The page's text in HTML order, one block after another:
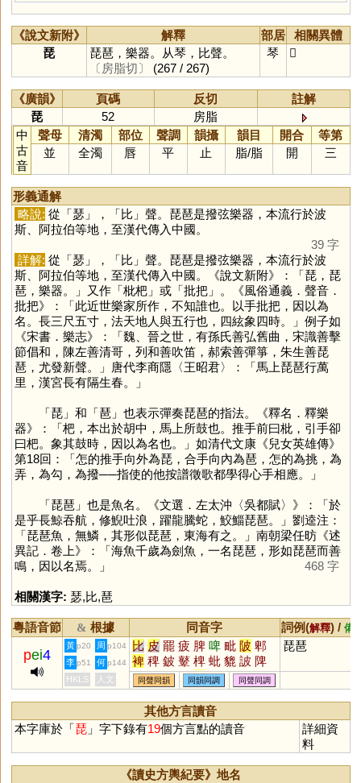
《說文新附》 解釋 部居
相關異體
琵
琵琶，樂器。从琴，比聲。
〔房脂切〕
(267 / 267)
琴 𤧰
《廣韻》 頁碼 反切
註解
琵
52
房脂
中
古
音
聲母 清濁 部位 聲調 韻攝 韻目 開合
等第
並
全濁 唇 平 止 脂/脂 開 三
形義通解
略說: 從「瑟 」，「比 」聲。琵琶是撥弦樂器，本流行於波
斯、阿拉伯等地，至漢代傳入中國。
39 字
詳解: 從「瑟 」，「比 」聲。琵琶是撥弦樂器，本流行於波
斯、阿拉伯等地，至漢代傳入中國。《說文新附》：「琵，琵
琶，樂器。」又作「枇杷」或「批把」。《風俗通義．聲音．
批把》：「此近世樂家所作，不知誰也。以手批把，因以為
名。長三尺五寸，法天地人與五行也，四絃象四時。」例子如
《宋書．樂志》：「魏、晉之世，有孫氏善弘舊曲，宋識善擊
節倡和，陳左善清哥，列和善吹笛，郝索善彈箏，朱生善琵
琶，尤發新聲。」唐代李商隱〈王昭君〉：「馬上琵琶行萬
里，漢宮長有隔生春。」
「琵」和「琶」也表示彈奏琵琶的指法。《釋名．釋樂
器》：「杷，本出於胡中，馬上所鼓也。推手前曰枇，引手卻
曰杷。象其鼓時，因以為名也。」如清代文康《兒女英雄傳》
第18回：「怎的推手向外為琵，合手向內為琶，怎的為挑，為
弄，為勾，為撥──指使的他按譜徵歌都學得心手相應。」
「琵琶」也是魚名。《文選．左太沖〈吳都賦〉》：「於
是乎長鯨吞航，修鯢吐浪，躍龍騰蛇，鮫鯔琵琶。」劉逵注：
「琵琶魚，無鱗，其形似琵琶，東海有之。」南朝梁任昉《述
異記．卷上》：「海魚千歲為劍魚，一名琵琶，形如琵琶而善
鳴，因以名焉。」
468 字
相關漢字: 瑟,比,琶
粵語音節 & 根據 同音字 詞例(解釋) / 備
pei4
黃 p20 周 p104 比 皮 罷 疲 脾 啤 毗 陂 郫
裨 稗 鈹 鼙 椑 蚍 貔 詖 陴
駍 魾 蜱 膍 鞞 岯 崥 笓 毘
邳 芘 阰 毞 猈 埤 紕 枇 蚽
蚾 鵧 螷 蠯
琵琶
李 p51 何 p144
HKLS 人文 同聲同韻 同韻同調 同聲同調
其他方言讀音
本字庫於「琵」字下錄有19個方言點的讀音
詳細資
料
《讀史方輿紀要》地名